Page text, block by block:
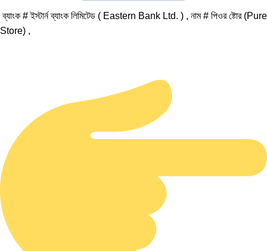
ব্যাংক # ইস্টার্ন ব্যাংক লিমিটেড ( Eastern Bank Ltd. ) , নাম # পিওর ষ্টোর (Pure
Store) ,